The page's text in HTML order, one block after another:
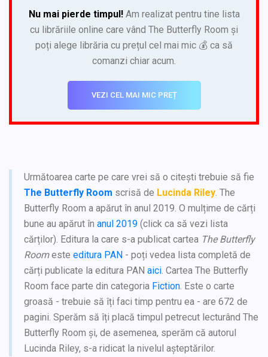
Nu mai pierde timpul!Am realizat pentru tine lista
cu librăriile online care vând The Butterfly Room și
poți alege librăria cu prețul cel mai mic 💰 ca să
comanzi chiar acum.
VEZI CEL MAI MIC PREȚ
Următoarea carte pe care vrei să o citești trebuie să fie
The Butterfly Room scrisă de Lucinda Riley. The
Butterfly Room a apărut în anul 2019. O mulțime de cărți
bune au apărut în anul 2019 (click ca să vezi lista
cărților). Editura la care s-a publicat cartea The Butterfly
Roomeste editura PAN - poți vedea lista completă de
cărți publicate la editura PAN aici. Cartea The Butterfly
Room face parte din categoria Fiction. Este o carte
groasă - trebuie să îți faci timp pentru ea - are 672 de
pagini. Sperăm să îți placă timpul petrecut lecturând The
Butterfly Room și, de asemenea, sperăm că autorul
Lucinda Riley, s-a ridicat la nivelul așteptărilor.